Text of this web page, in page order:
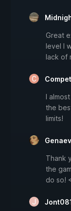
Great
level I
lack of
I
the
limits!
Thank
the
do so!